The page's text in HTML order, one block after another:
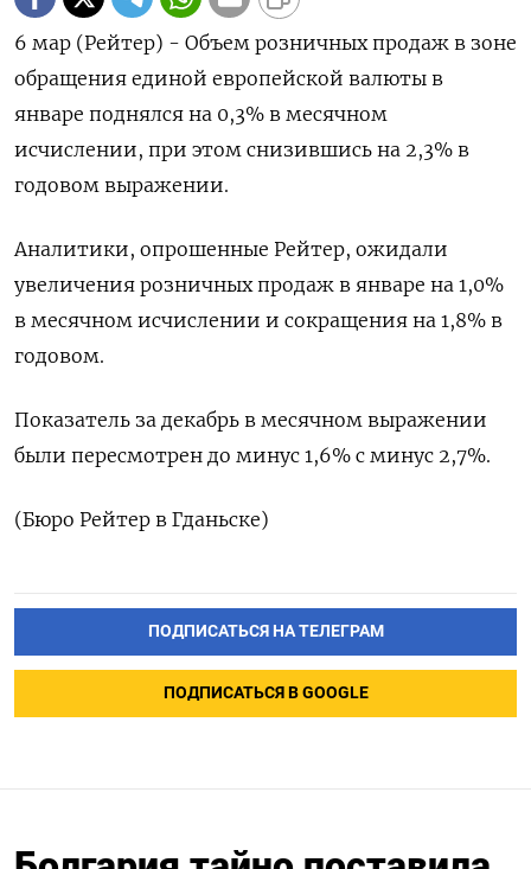
6 мар (Рейтер) - Объем розничных продаж в зоне
обращения единой европейской валюты в
январе поднялся на 0,3​%​ в месячном
исчислении, при этом снизившись на 2,3%​​​ в
годовом выражении.
Аналитики, опрошенные Рейтер, ожидали
увеличения розничных продаж в январе на 1,0%​​
в месячном исчислении и сокращения на 1,8%​​ в
годовом.
Показатель за декабрь в месячном выражении
были пересмотрен до минус 1,6% с минус 2,7%.
(Бюро Рейтер в Гданьске)
ПОДПИСАТЬСЯ НА ТЕЛЕГРАМ
ПОДПИСАТЬСЯ В GOOGLE